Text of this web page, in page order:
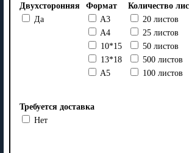
Двухсторонняя
Да
Формат
A3
A4
10*15
13*18
A5
Количество
20 листов
25 листов
50 листов
500 листов
100 листов
Требуется доставка
Нет